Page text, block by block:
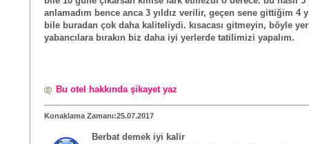
anlamadım bence anca 3 yıldız verilir, geçen sene gittiğim 4
bile buradan çok daha kaliteliydi. kısacası gitmeyin, böyle
yabancılara bırakın biz daha iyi yerlerde tatilimizi yapalım.
Bu otel hakkında şikayet yaz
Konaklama Zamanı:25.07.2017
Berbat demek iyi kalir